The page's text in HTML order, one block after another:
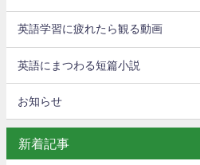
英語学習に疲れたら観る動画
英語にまつわる短篇小説
お知らせ
新着記事